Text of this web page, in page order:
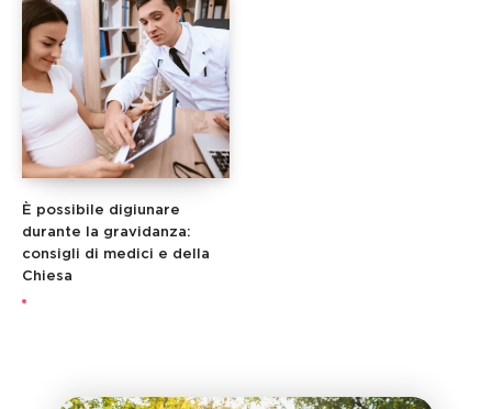
È possibile digiunare
durante la gravidanza:
consigli di medici e della
Chiesa